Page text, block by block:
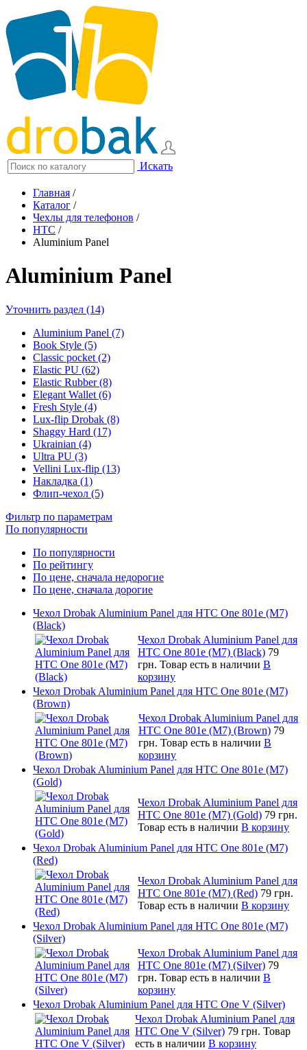
Искать
Главная /
Каталог /
Чехлы для телефонов /
HTC /
Aluminium Panel
Aluminium Panel
Уточнить раздел (14)
Aluminium Panel (7)
Book Style (5)
Classic pocket (2)
Elastic PU (62)
Elastic Rubber (8)
Elegant Wallet (6)
Fresh Style (4)
Lux-flip Drobak (8)
Shaggy Hard (17)
Ukrainian (4)
Ultra PU (3)
Vellini Lux-flip (13)
Накладка (1)
Флип-чехол (5)
Фильтр по параметрам
По популярности
По популярности
По рейтингу
По цене, сначала недорогие
По цене, сначала дорогие
Чехол Drobak Aluminium Panel для HTC One 801e (M7)
(Black)
Чехол Drobak Aluminium Panel для
HTC One 801e (M7) (Black) 79
грн. Товар есть в наличии В
корзину
Чехол Drobak Aluminium Panel для HTC One 801e (M7)
(Brown)
Чехол Drobak Aluminium Panel для
HTC One 801e (M7) (Brown) 79
грн. Товар есть в наличии В
корзину
Чехол Drobak Aluminium Panel для HTC One 801e (M7)
(Gold)
Чехол Drobak Aluminium Panel для
HTC One 801e (M7) (Gold) 79 грн.
Товар есть в наличии В корзину
Чехол Drobak Aluminium Panel для HTC One 801e (M7)
(Red)
Чехол Drobak Aluminium Panel для
HTC One 801e (M7) (Red) 79 грн.
Товар есть в наличии В корзину
Чехол Drobak Aluminium Panel для HTC One 801e (M7)
(Silver)
Чехол Drobak Aluminium Panel для
HTC One 801e (M7) (Silver) 79
грн. Товар есть в наличии В
корзину
Чехол Drobak Aluminium Panel для HTC One V (Silver)
Чехол Drobak Aluminium Panel для
HTC One V (Silver) 79 грн. Товар
есть в наличии В корзину